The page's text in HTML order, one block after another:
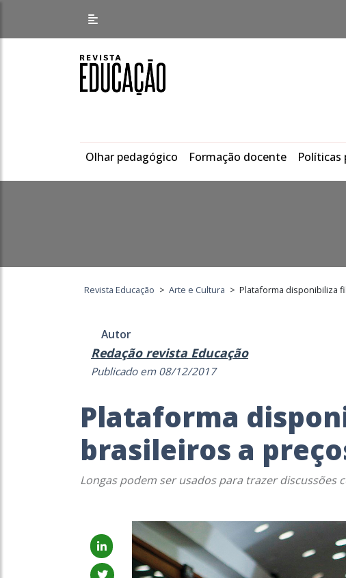
Olhar pedagógico Formação docente Políticas
Revista Educação > Arte e Cultura > Plataforma disponibiliza
Autor
Redação revista Educação
Publicado em 08/12/2017
Plataforma
brasileiros a
Longas podem ser usados para trazer discussões